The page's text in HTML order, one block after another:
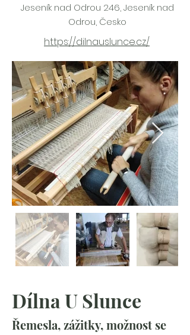
Jeseník nad Odrou 246, Jeseník nad
Odrou, Česko
https://dilnauslunce.cz/
Dílna U Slunce
Řemesla, zážitky, možnost se